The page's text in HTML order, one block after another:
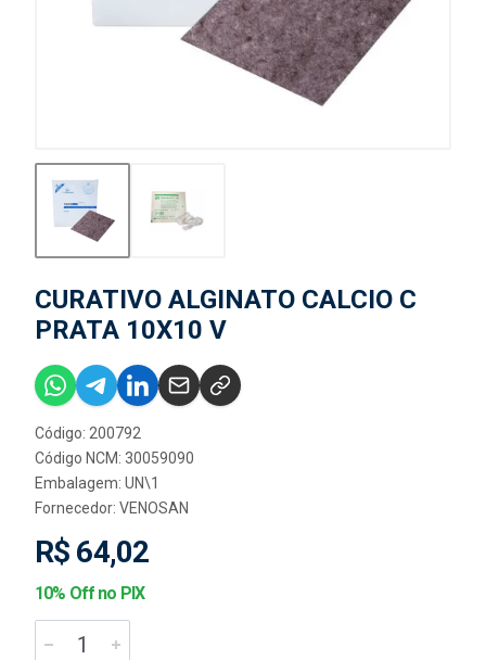
CURATIVO ALGINATO CALCIO C
PRATA 10X10 V
Código: 200792
Código NCM: 30059090
Embalagem: UN\1
Fornecedor: VENOSAN
R$ 64,02
10% Off no PIX